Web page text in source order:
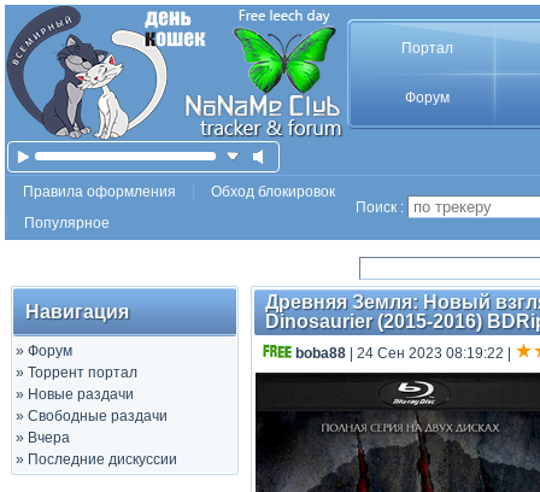
Портал
Форум
Правила оформления
Обход блокировок
Популярное
Поиск :
Навигация
» Форум
» Торрент портал
» Новые раздачи
» Свободные раздачи
» Вчера
» Последние дискуссии
Древняя Земля: Новый
Dinosaurier (2015-2016)
boba88 | 24 Сен 2023 08:19:22